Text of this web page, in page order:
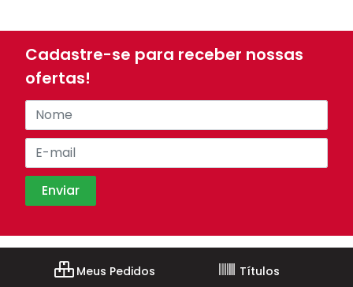
Cadastre-se para receber nossas
ofertas!
Meus Pedidos
Títulos